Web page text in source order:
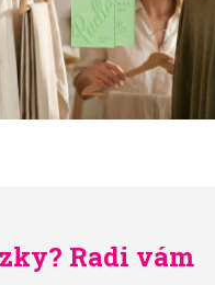
Radi vám